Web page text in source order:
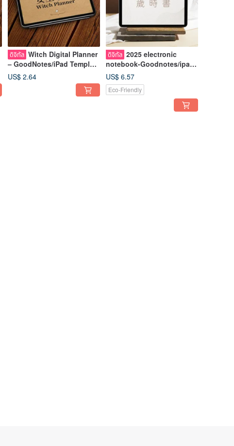
ดิจิทัล Witch Digital Planner
– GoodNotes/iPad Template
– Monthly + Weekly Layout
US$ 2.64
ดิจิทัล 2025 electronic
notebook-Goodnotes/ipad
template
US$ 6.57
Eco-Friendly